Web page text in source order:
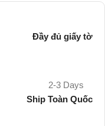
Đầy đủ giấy tờ
2-3 Days
Ship Toàn Quốc